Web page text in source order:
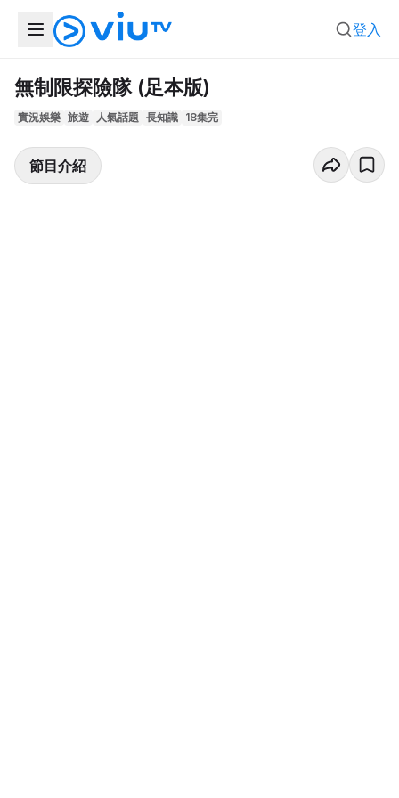
登入
無制限探險隊 (足本版)
實況娛樂 旅遊 人氣話題 長知識 18集完
節目介紹